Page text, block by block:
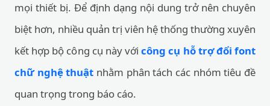
mọi thiết bị. Để định dạng nội dung trở nên chuyên
biệt hơn, nhiều quản trị viên hệ thống thường xuyên
kết hợp bộ công cụ này vớicông cụ hỗ trợ đổi font
chữ nghệ thuật nhằm phân tách các nhóm tiêu đề
quan trọng trong báo cáo.